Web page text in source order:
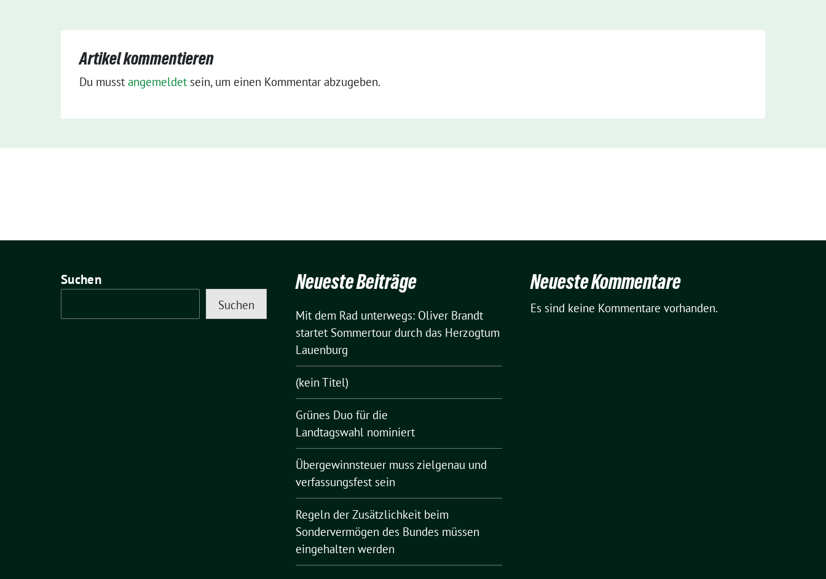
Artikel kommentieren
Du musst angemeldet sein, um einen Kommentar abzugeben.
Suchen
Suchen
Neueste Beiträge
Mit dem Rad unterwegs: Oliver Brandt
startet Sommertour durch das Herzogtum
Lauenburg
(kein Titel)
Grünes Duo für die
Landtagswahl nominiert
Übergewinnsteuer muss zielgenau und
verfassungsfest sein
Regeln der Zusätzlichkeit beim
Sondervermögen des Bundes müssen
eingehalten werden
Neueste Kommentare
Es sind keine Kommentare vorhanden.